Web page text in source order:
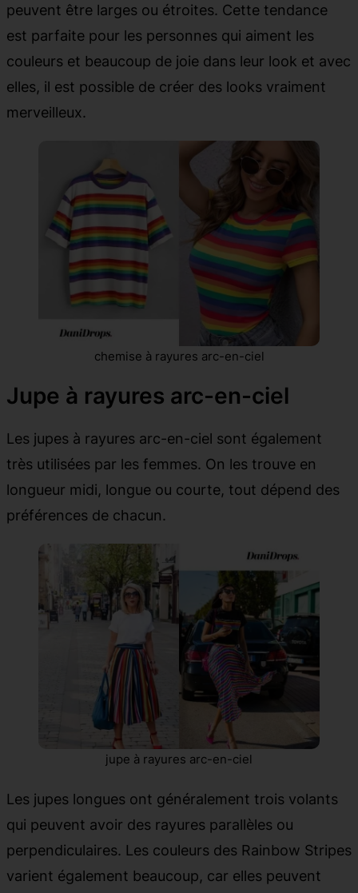
peuvent être larges ou étroites. Cette tendance
est parfaite pour les personnes qui aiment les
couleurs et beaucoup de joie dans leur look et avec
elles, il est possible de créer des looks vraiment
merveilleux.
chemise à rayures arc-en-ciel
Jupe à rayures arc-en-ciel
Les jupes à rayures arc-en-ciel sont également
très utilisées par les femmes. On les trouve en
longueur midi, longue ou courte, tout dépend des
préférences de chacun.
jupe à rayures arc-en-ciel
Les jupes longues ont généralement trois volants
qui peuvent avoir des rayures parallèles ou
perpendiculaires. Les couleurs des Rainbow Stripes
varient également beaucoup, car elles peuvent